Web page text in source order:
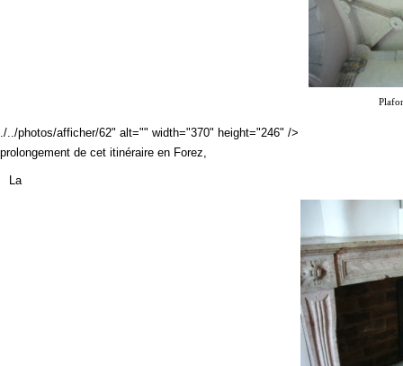
../photos/afficher/62" alt="" width="370" height="246" />
de cet itinéraire en Forez,
La